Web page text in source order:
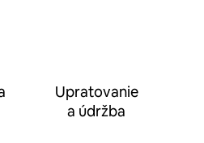
Upratovanie
a údržba